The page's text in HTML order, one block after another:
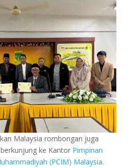
Malaysia rombongan juga
ke Kantor Pimpinan
(PCIM) Malaysia.